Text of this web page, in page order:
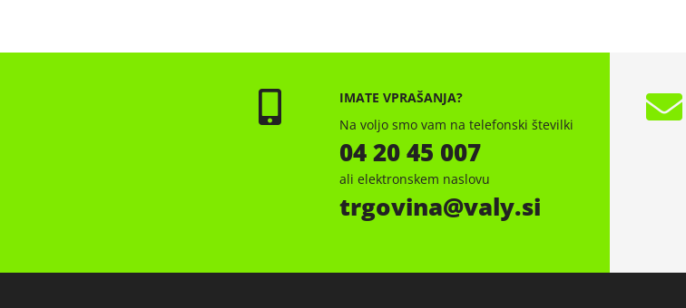
IMATE VPRAŠANJA?
Na voljo smo vam na telefonski številki
04 20 45 007
ali elektronskem naslovu
trgovina valy.si